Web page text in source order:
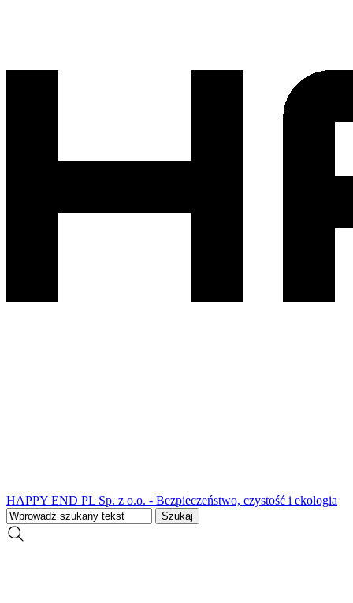
HAPPY END PL Sp. z o.o. - Bezpieczeństwo, czystość i ekologia